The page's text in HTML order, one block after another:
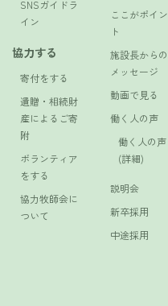
SNSガイドラ
イン
協力する
寄付をする
遺贈・相続財
産によるご寄
附
ボランティア
をする
協力牧師会に
ついて
ここがポイン
ト
施設長からの
メッセージ
動画で見る
働く人の声
働く人の声
(詳細)
説明会
新卒採用
中途採用